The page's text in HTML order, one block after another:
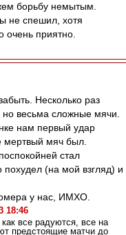
борьбу немытым.
не спешил, хотя
очень приятно.
Несколько раз
но весьма сложные мячи.
нам первый удар
мертвый мяч был.
стал
похудел (на мой взгляд) и
у нас, ИМХО.
18:46
все радуются, все на
предстоящие матчи до